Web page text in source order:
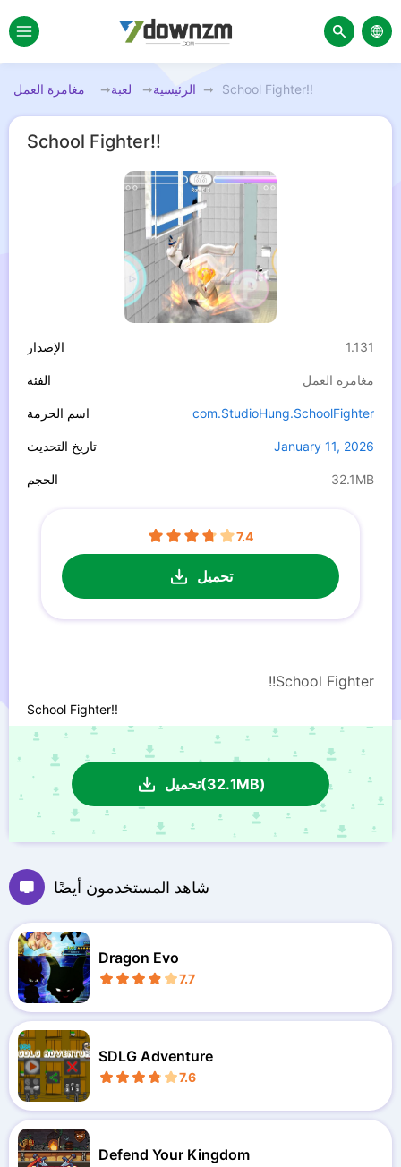
الرئيسية لعبة مغامرة العمل School Fighter!!
School Fighter!!
الإصدار 1.131
الفئة مغامرة العمل
اسم الحزمة com.StudioHung.SchoolFighter
تاريخ التحديث January 11, 2026
الحجم 32.1MB
7.4
تحميل
School Fighter!!
School Fighter!!
تحميل(32.1MB)
شاهد المستخدمون أيضًا
Dragon Evo
7.7
SDLG Adventure
7.6
Defend Your Kingdom